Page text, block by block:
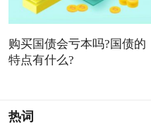
购买国债会亏本吗?国债的
特点有什么?
热词